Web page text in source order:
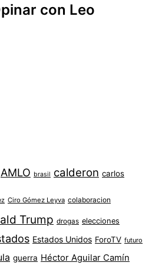
con Leo
AMLO brasil calderon carlos
Ciro Gómez Leyva colaboracion
Trump drogas elecciones
Estados Unidos ForoTV futuro
guerra Héctor Aguilar Camín